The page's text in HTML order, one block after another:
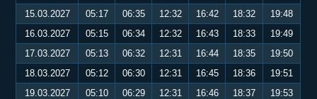
15.03.2027
05:17 06:35 12:32 16:42 18:32
19:48
16.03.2027
05:15 06:34 12:32 16:43 18:33
19:49
17.03.2027
05:13 06:32 12:31 16:44 18:35
19:50
18.03.2027
05:12 06:30 12:31 16:45 18:36
19:51
19.03.2027
05:10 06:29 12:31 16:46 18:37
19:53